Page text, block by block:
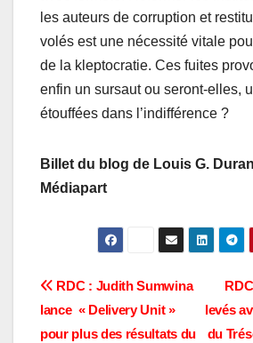
les auteurs de corruption et
volés est une nécessité vitale
de la kleptocratie. Ces fuites
enfin un sursaut ou seront-elles,
étouffées dans l’indifférence ?
Billet du blog de Louis G.
Médiapart
Navigation
de
levés
du
RDC : Judith Sumwina
lance « Delivery Unit »
pour plus des résultats du